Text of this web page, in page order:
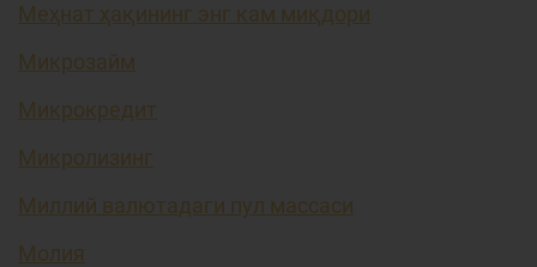
Меҳнат ҳақининг энг кам миқдори
Микрозайм
Микрокредит
Микролизинг
Миллий валютадаги пул массаси
Молия